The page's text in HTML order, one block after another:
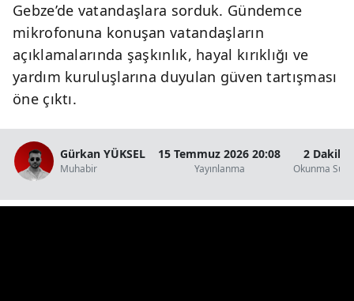
Gebze’de vatandaşlara sorduk. Gündemce
mikrofonuna konuşan vatandaşların
açıklamalarında şaşkınlık, hayal kırıklığı ve
yardım kuruluşlarına duyulan güven tartışması
öne çıktı.
Gürkan YÜKSEL
Muhabir
15 Temmuz 2026 20:08
Yayınlanma
2 Dakika
Okunma